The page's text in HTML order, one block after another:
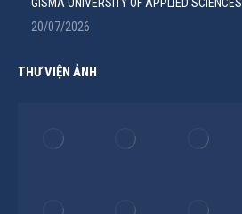
20/07/2026
THƯ VIỆN ẢNH